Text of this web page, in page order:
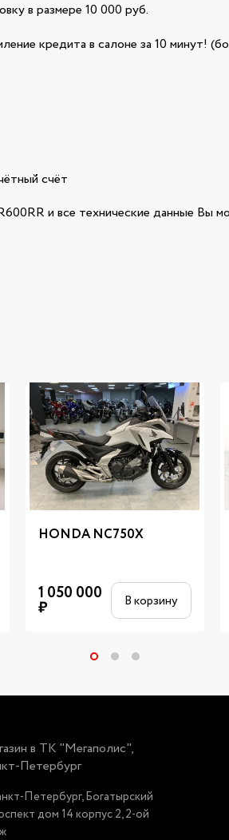
в размере 10 000 руб.
кредита в салоне за 10 минут!
счёт
и все технические данные Вы
HONDA NC750X
1 050 000
₽ В корзину
в ТК "Мегаполис",
Петербург
Петербург, Богатырский
дом 14 корпус 2, 2-ой